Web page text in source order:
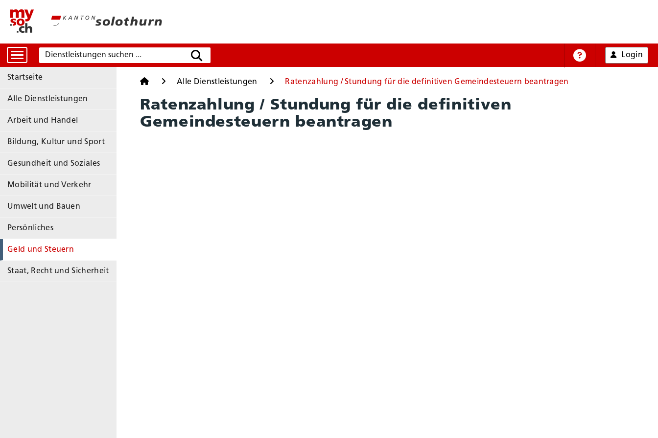
Dienstleistungen suchen
Suchen Online-Hilfe
Login
Startseite
Alle Dienstleistungen
Arbeit und Handel
Bildung, Kultur und Sport
Gesundheit und Soziales
Mobilität und Verkehr
Umwelt und Bauen
Persönliches
Geld und Steuern
Staat, Recht und Sicherheit
StartseiteAlle Dienstleistungen Ratenzahlung / Stundung für die definitiven Gemeindesteuern beantragen
Ratenzahlung / Stundung für die definitiven
Gemeindesteuern beantragen